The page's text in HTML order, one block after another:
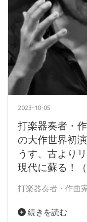
2023-10-05
打楽器奏者・
の大作世界初
うす、古より
現代に蘇る！（
打楽器奏者・作曲
続きを読む